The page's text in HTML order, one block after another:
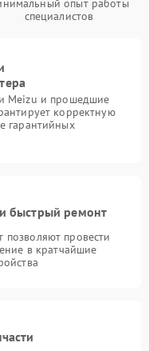
опыт работы
специалистов
Meizu и прошедшие
корректную
гарантийных
быстрый ремонт
провести
в кратчайшие